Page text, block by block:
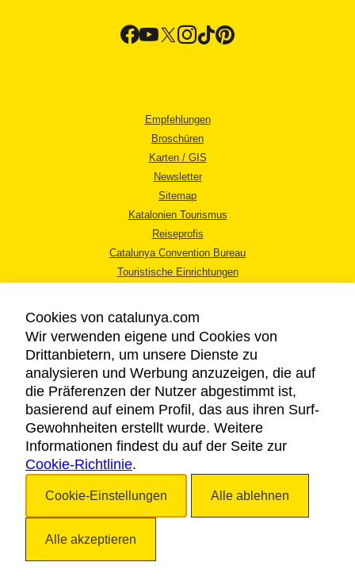
Empfehlungen
Broschüren
Karten / GIS
Newsletter
Sitemap
Katalonien Tourismus
Reiseprofis
Catalunya Convention Bureau
Touristische Einrichtungen
RECHTLICHER HINWEIS
DATENSCHUTZICHTLINIE
COOKIES
BARRIEREFREIHEIT
Cookies von catalunya.com
Wir verwenden eigene und Cookies von
Drittanbietern, um unsere Dienste zu
analysieren und Werbung anzuzeigen, die auf
die Präferenzen der Nutzer abgestimmt ist,
basierend auf einem Profil, das aus ihren Surf-
Gewohnheiten erstellt wurde. Weitere
Informationen findest du auf der Seite zur
Cookie-Richtlinie.
Cookie-Einstellungen Alle ablehnen
Alle akzeptieren